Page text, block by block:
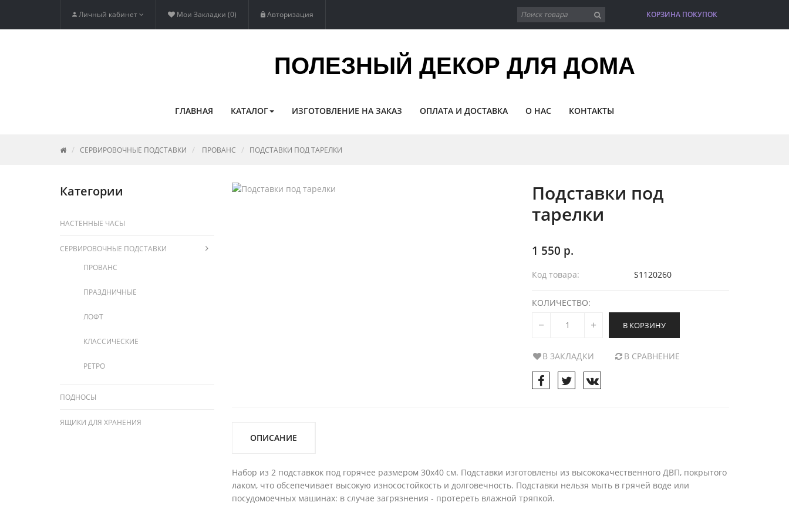
КОРЗИНА ПОКУПОК
Личный кабинет Мои Закладки (0) Авторизация
ПОЛЕЗНЫЙ ДЕКОР ДЛЯ ДОМА
ГЛАВНАЯ КАТАЛОГ ИЗГОТОВЛЕНИЕ НА ЗАКАЗ ОПЛАТА И ДОСТАВКА О НАС КОНТАКТЫ
СЕРВИРОВОЧНЫЕ ПОДСТАВКИ ПРОВАНС ПОДСТАВКИ ПОД ТАРЕЛКИ
Категории
НАСТЕННЫЕ ЧАСЫ
СЕРВИРОВОЧНЫЕ ПОДСТАВКИ
ПРОВАНС
ПРАЗДНИЧНЫЕ
ЛОФТ
КЛАССИЧЕСКИЕ
РЕТРО
ПОДНОСЫ
ЯЩИКИ ДЛЯ ХРАНЕНИЯ
Подставки под
тарелки
1 550 р.
Код товара: S1120260
КОЛИЧЕСТВО:
В КОРЗИНУ
В ЗАКЛАДКИ В СРАВНЕНИЕ
ОПИСАНИЕ
Набор из 2 подставкок под горячее размером 30х40 см. Подставки изготовлены из высококачественного ДВП, покрытого
лаком, что обсепечивает высокую износостойкость и долговечность. Подставки нельзя мыть в грячей воде или
посудомоечных машинах: в случае загрязнения - протереть влажной тряпкой.